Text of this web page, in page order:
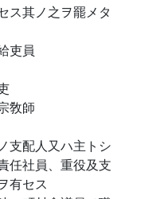
ス其ノ之ヲ罷メタ
吏員
敎師
支配人又ハ主トシ
任社員、重役及支
有セス